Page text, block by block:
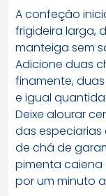
A confeção
frigideira larga,
manteiga sem
Adicione duas
finamente,
e igual
Deixe alourar
das especiarias
de chá de
pimenta caiena
por um minuto